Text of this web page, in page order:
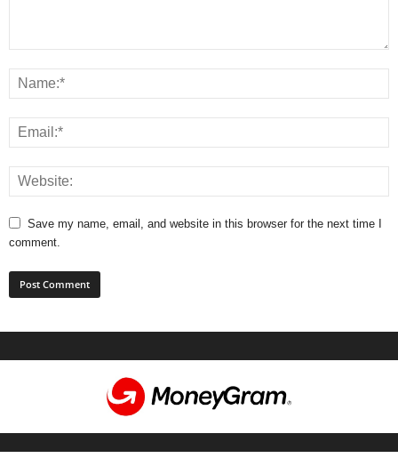
Save my name, email, and website in this browser for the next time I
comment.